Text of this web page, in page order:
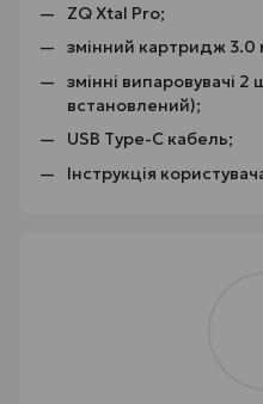
ZQ Xtal Pro;
змінний картридж 3.0
змінні випаровувачі
встановлений);
USB Type-C кабель;
Інструкція